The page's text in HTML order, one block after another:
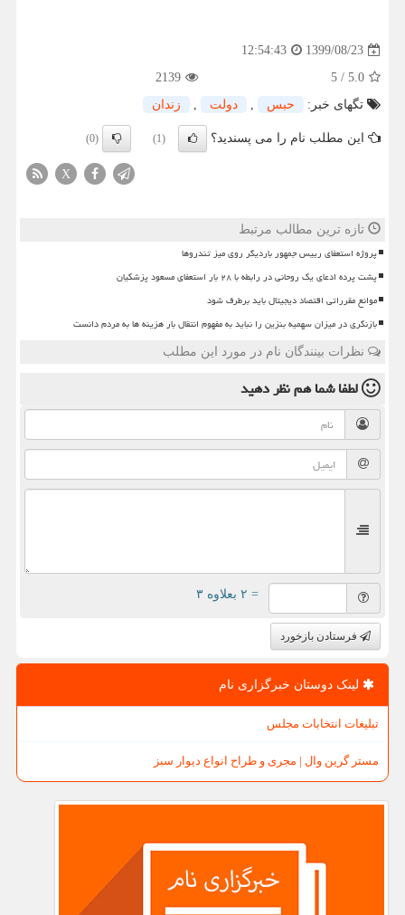
1399/08/23
12:54:43
5.0
/
5
2139
تگهای خبر:
حبس , دولت , زندان
این مطلب نام را می پسندید؟ (1)
(0)
X
تازه ترین مطالب مرتبط
پروژه استعفای رییس جمهور باردیگر روی میز تندروها
پشت پرده ادعای یک روحانی در رابطه با ۲۸ بار استعفای مسعود پزشکیان
موانع مقرراتی اقتصاد دیجیتال باید برطرف شود
بازنگری در میزان سهمیه بنزین را نباید به مفهوم انتقال بار هزینه ها به مردم دانست
نظرات بینندگان نام در مورد این مطلب
لطفا شما همنظر دهید
= ۲ بعلاوه ۳
فرستادن بازخورد
لینک دوستان خبرگزاری نام
تبلیغات انتخابات مجلس
مستر گرین وال | مجری و طراح انواع دیوار سبز